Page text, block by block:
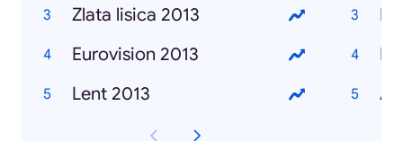
Zlata lisica 2013
Eurovision 2013
Lent 2013